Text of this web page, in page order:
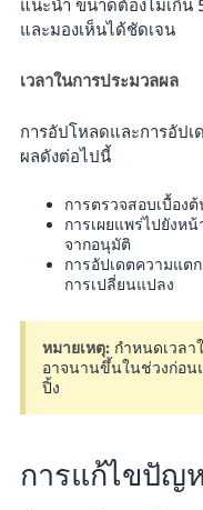
แนะนำ ขนาดต้องไม่เกิน
และมองเห็นได้ชัดเจน
เวลาในการประมวลผล
การอัปโหลดและการอัปเ
ผลดังต่อไปนี้
การตรวจสอบเบื้อง
การเผยแพร่ไปยังห
จากอนุมัติ
การอัปเดตความแต
การเปลี่ยนแปลง
หมายเหตุ: กำหนดเวลา
อาจนานขึ้นในช่วงก่อน
ปิ้ง
การแก้ไขปัญ